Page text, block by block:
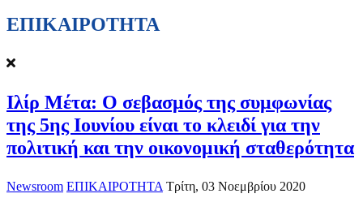
ΕΠΙΚΑΙΡΟΤΗΤΑ
Ιλίρ Μέτα: Ο σεβασμός της συμφωνίας
της 5ης Ιουνίου είναι το κλειδί για την
πολιτική και την οικονομική σταθερότητα
Newsroom ΕΠΙΚΑΙΡΟΤΗΤΑ Τρίτη, 03 Νοεμβρίου 2020